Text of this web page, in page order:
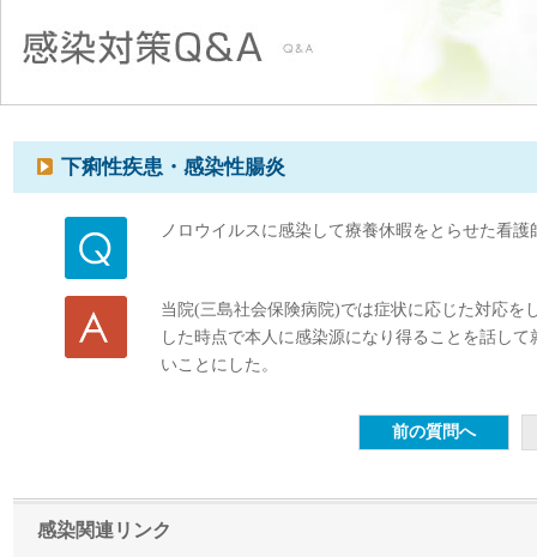
下痢性疾患・感染性腸炎
ノロウイルスに感染して療養休暇をとらせた看
当院(三島社会保険病院)では症状に応じた対応を
した時点で本人に感染源になり得ることを話し
いことにした。
感染関連リンク